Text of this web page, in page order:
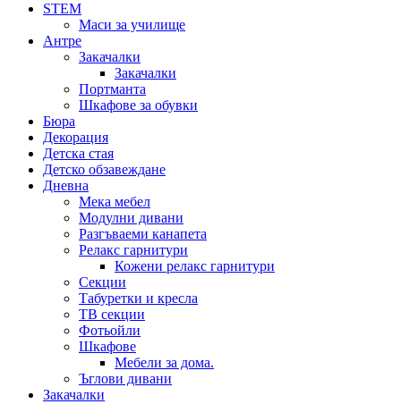
STEM
Маси за училище
Антре
Закачалки
Закачалки
Портманта
Шкафове за обувки
Бюра
Декорация
Детска стая
Детско обзавеждане
Дневна
Мека мебел
Модулни дивани
Разгъваеми канапета
Релакс гарнитури
Кожени релакс гарнитури
Секции
Табуретки и кресла
ТВ секции
Фотьойли
Шкафове
Мебели за дома.
Ъглови дивани
Закачалки